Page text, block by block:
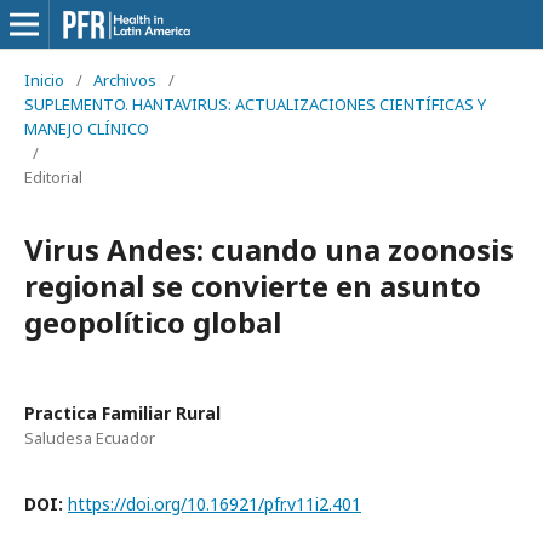
Inicio / Archivos
/
SUPLEMENTO. HANTAVIRUS: ACTUALIZACIONES CIENTÍFICAS Y
MANEJO CLÍNICO
/
Editorial
Virus Andes: cuando una zoonosis
regional se convierte en asunto
geopolítico global
Practica Familiar Rural
Saludesa Ecuador
DOI: https://doi.org/10.16921/pfr.v11i2.401